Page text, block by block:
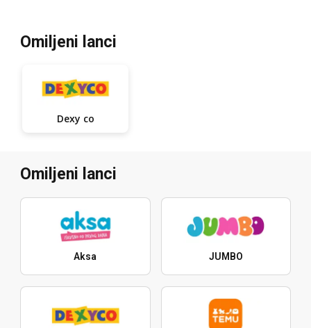
Omiljeni lanci
Dexy co
Omiljeni lanci
Aksa JUMBO